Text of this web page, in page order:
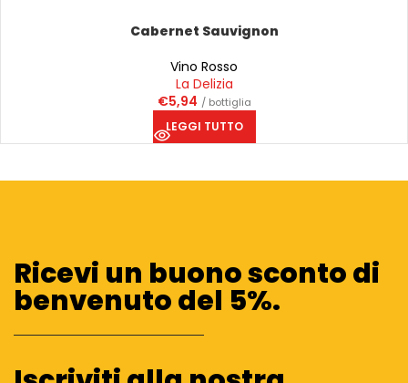
Cabernet Sauvignon
Vino Rosso
La Delizia
€5,94 / bottiglia
LEGGI TUTTO
Ricevi un buono sconto di
benvenuto del 5%.